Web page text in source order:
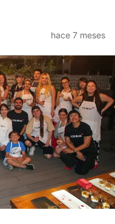
hace 7 meses